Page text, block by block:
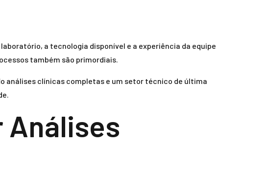
a tecnologia disponível e a experiência da equipe
também são primordiais.
análises clínicas completas e um setor técnico de última
Análises